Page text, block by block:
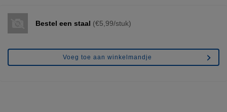
Bestel een staal (€5,99/stuk)
Voeg toe aan winkelmandje